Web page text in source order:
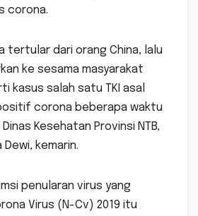
corona.
tertular dari orang China, lalu
ke sesama masyarakat
kasus salah satu TKI asal
corona beberapa waktu
Dinas Kesehatan Provinsi NTB,
Dewi, kemarin.
penularan virus yang
Virus (N-Cv) 2019 itu